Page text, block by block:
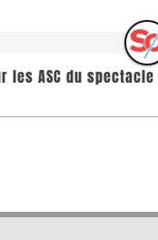
ASC du spectacle